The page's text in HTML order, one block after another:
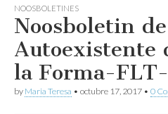
Onda
NOOSBOLETINES
Noosboletin
Autoexistente
la Forma-
by Maria Teresa • octubre 17, 2017 • 0